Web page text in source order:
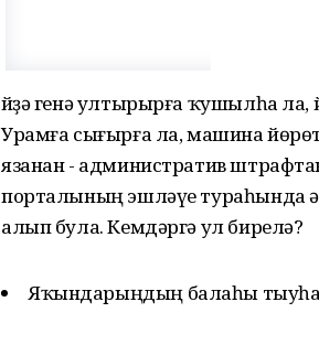
Өйҙә генә ултырырға ҡушылһа
Урамға сығырға ла, машина
язанан - административ
порталының эшләүе тураһында
алып була. Кемдәргә ул бирелә?
Яҡындарыңдың балаһы тыуһа